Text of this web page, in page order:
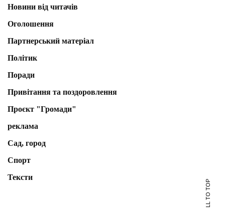
Новини від читачів
Оголошення
Партнерський матеріал
Політик
Поради
Привітання та поздоровлення
Проєкт "Громади"
реклама
Сад, город
Спорт
Тексти